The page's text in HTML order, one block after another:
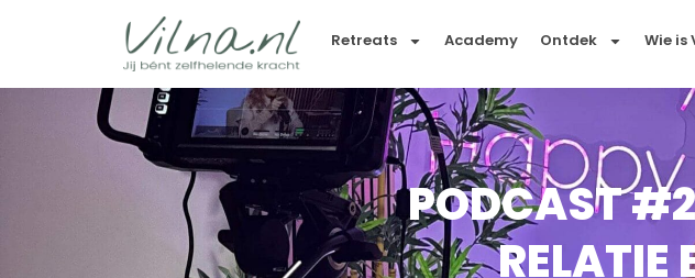
Retreats Academy Ontdek Wie is
PODCAST
RELATIE